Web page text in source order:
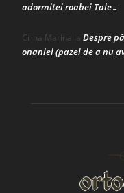
adormitei roabei Tale…
Crina Marina la Despre
onaniei (pazei de a nu